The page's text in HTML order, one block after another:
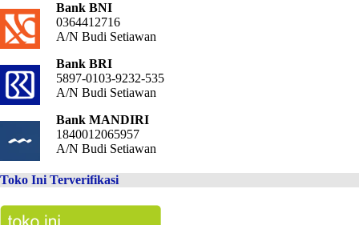
Bank BNI
0364412716
A/N Budi Setiawan
Bank BRI
5897-0103-9232-535
A/N Budi Setiawan
Bank MANDIRI
1840012065957
A/N Budi Setiawan
Toko Ini Terverifikasi